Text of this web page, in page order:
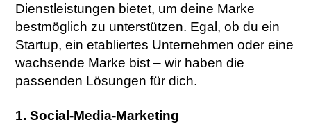
Dienstleistungen bietet, um deine Marke
bestmöglich zu unterstützen. Egal, ob du ein
Startup, ein etabliertes Unternehmen oder eine
wachsende Marke bist – wir haben die
passenden Lösungen für dich.
1. Social-Media-Marketing